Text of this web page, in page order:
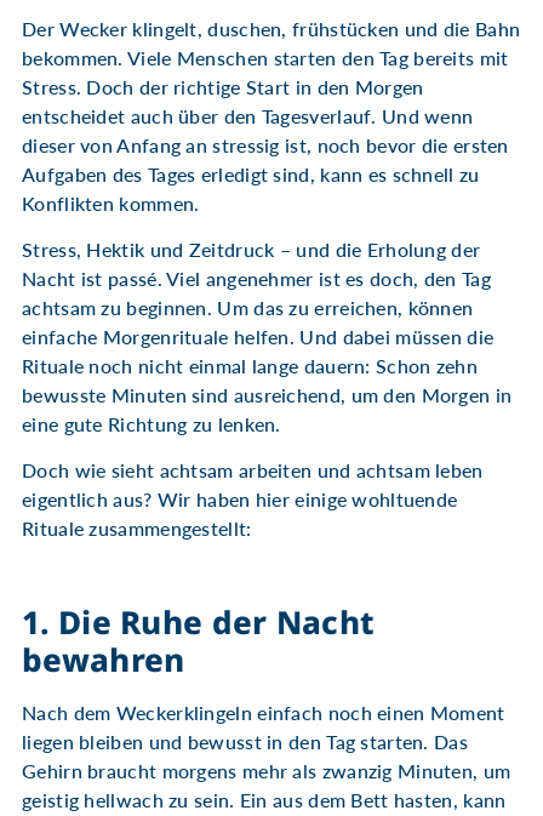
Der Wecker klingelt, duschen, frühstücken und die Bahn
bekommen. Viele Menschen starten den Tag bereits mit
Stress. Doch der richtige Start in den Morgen
entscheidet auch über den Tagesverlauf. Und wenn
dieser von Anfang an stressig ist, noch bevor die ersten
Aufgaben des Tages erledigt sind, kann es schnell zu
Konflikten kommen.
Stress, Hektik und Zeitdruck – und die Erholung der
Nacht ist passé. Viel angenehmer ist es doch, den Tag
achtsam zu beginnen. Um das zu erreichen, können
einfache Morgenrituale helfen. Und dabei müssen die
Rituale noch nicht einmal lange dauern: Schon zehn
bewusste Minuten sind ausreichend, um den Morgen in
eine gute Richtung zu lenken.
Doch wie sieht achtsam arbeiten und achtsam leben
eigentlich aus? Wir haben hier einige wohltuende
Rituale zusammengestellt:
1. Die Ruhe der Nacht
bewahren
Nach dem Weckerklingeln einfach noch einen Moment
liegen bleiben und bewusst in den Tag starten. Das
Gehirn braucht morgens mehr als zwanzig Minuten, um
geistig hellwach zu sein. Ein aus dem Bett hasten, kann